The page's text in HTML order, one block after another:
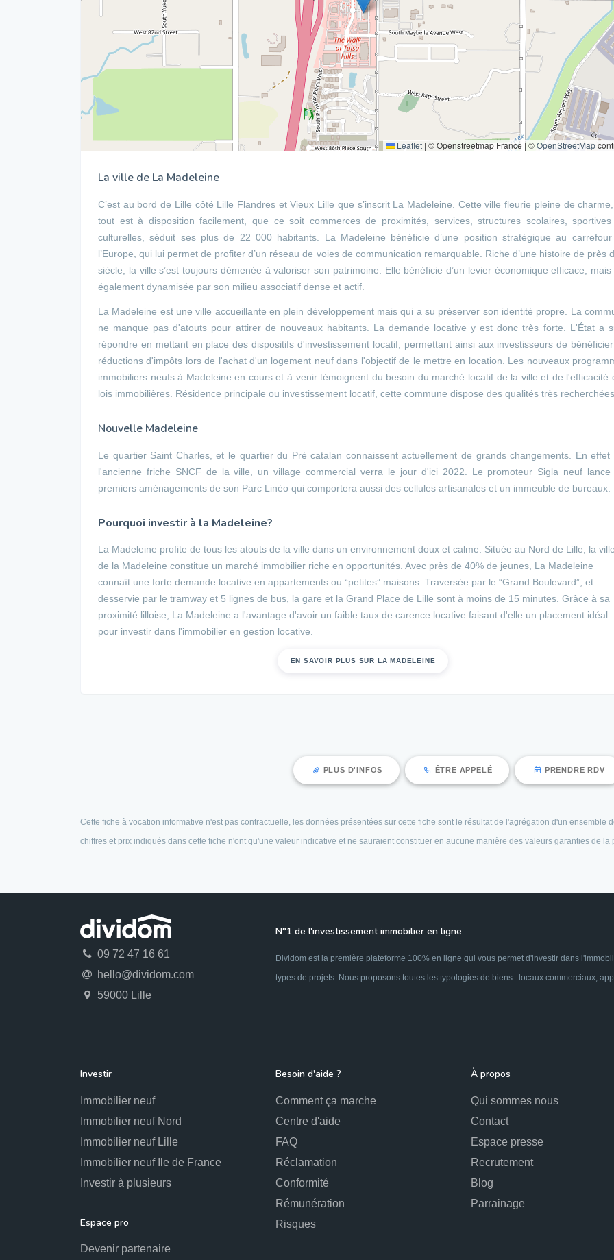
Leaflet | © Openstreetmap France | ©OpenStreetMap
La ville de La Madeleine
C’est au bord de Lille côté Lille Flandres et Vieux Lille que s’inscrit La Madeleine. Cette ville fleurie pleine de
tout est à disposition facilement, que ce soit commerces de proximités, services, structures scolaires,
culturelles, séduit ses plus de 22 000 habitants. La Madeleine bénéficie d’une position stratégique au
l’Europe, qui lui permet de profiter d’un réseau de voies de communication remarquable. Riche d’une histoire de près
siècle, la ville s’est toujours démenée à valoriser son patrimoine. Elle bénéficie d’un levier économique efficace, mais
également dynamisée par son milieu associatif dense et actif.
La Madeleine est une ville accueillante en plein développement mais qui a su préserver son identité propre. La
ne manque pas d'atouts pour attirer de nouveaux habitants. La demande locative y est donc très forte. L'État a
répondre en mettant en place des dispositifs d'investissement locatif, permettant ainsi aux investisseurs de
réductions d'impôts lors de l'achat d'un logement neuf dans l'objectif de le mettre en location. Les nouveaux
immobiliers neufs à Madeleine en cours et à venir témoignent du besoin du marché locatif de la ville et de l'efficacité
lois immobilières. Résidence principale ou investissement locatif, cette commune dispose des qualités très recherchées.
Nouvelle Madeleine
Le quartier Saint Charles, et le quartier du Pré catalan connaissent actuellement de grands changements. En effet
l'ancienne friche SNCF de la ville, un village commercial verra le jour d'ici 2022. Le promoteur Sigla neuf lance
premiers aménagements de son Parc Linéo qui comportera aussi des cellules artisanales et un immeuble de bureaux.
Pourquoi investir à la Madeleine?
La Madeleine profite de tous les atouts de la ville dans un environnement doux et calme. Située au Nord de Lille, la ville
de la Madeleine constitue un marché immobilier riche en opportunités. Avec près de 40% de jeunes, La Madeleine
connaît une forte demande locative en appartements ou “petites” maisons. Traversée par le “Grand Boulevard”, et
desservie par le tramway et 5 lignes de bus, la gare et la Grand Place de Lille sont à moins de 15 minutes. Grâce à sa
proximité lilloise, La Madeleine a l'avantage d'avoir un faible taux de carence locative faisant d'elle un placement idéal
pour investir dans l'immobilier en gestion locative.
EN SAVOIR PLUS SUR LA MADELEINE
PLUS D'INFOS ÊTRE APPELÉ PRENDRE RDV
Cette fiche à vocation informative n'est pas contractuelle, les données présentées sur cette fiche sont le résultat de l'agrégation d'un ensemble
chiffres et prix indiqués dans cette fiche n'ont qu'une valeur indicative et ne sauraient constituer en aucune manière des valeurs garanties de la
09 72 47 16 61
hello@dividom.com
59000 Lille
N°1 de l'investissement immobilier en ligne
Dividom est la première plateforme 100% en ligne qui vous permet d'investir dans
types de projets. Nous proposons toutes les typologies de biens : locaux commerciaux,
Investir
Immobilier neuf
Immobilier neuf Nord
Immobilier neuf Lille
Immobilier neuf Ile de France
Investir à plusieurs
Espace pro
Devenir partenaire
Besoin d'aide ?
Comment ça marche
Centre d'aide
FAQ
Réclamation
Conformité
Rémunération
Risques
À propos
Qui sommes nous
Contact
Espace presse
Recrutement
Blog
Parrainage